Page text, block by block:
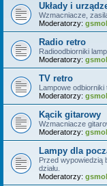
Układy i
Wzmacniacze,
Moderatorzy:
Radio retro
Radioodbiorniki
Moderatorzy:
TV retro
Lampowe
Moderatorzy:
Kącik gitarowy
Wzmacniacze
Moderatorzy:
Lampy dla
Przed wypowiedzią
działu.
Moderatorzy: